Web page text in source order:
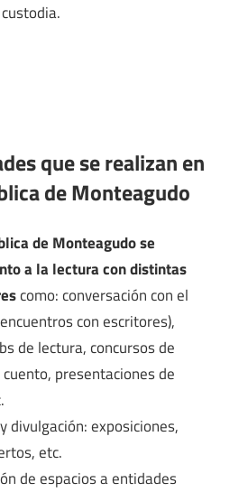
que se realizan en
de Monteagudo
de Monteagudo se
a la lectura con distintas
como: conversación con el
con escritores),
de lectura, concursos de
presentaciones de
divulgación: exposiciones,
etc.
de espacios a entidades